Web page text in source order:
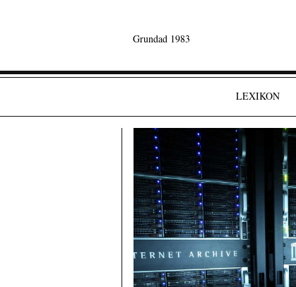
Grundad 1983
LEXIKON